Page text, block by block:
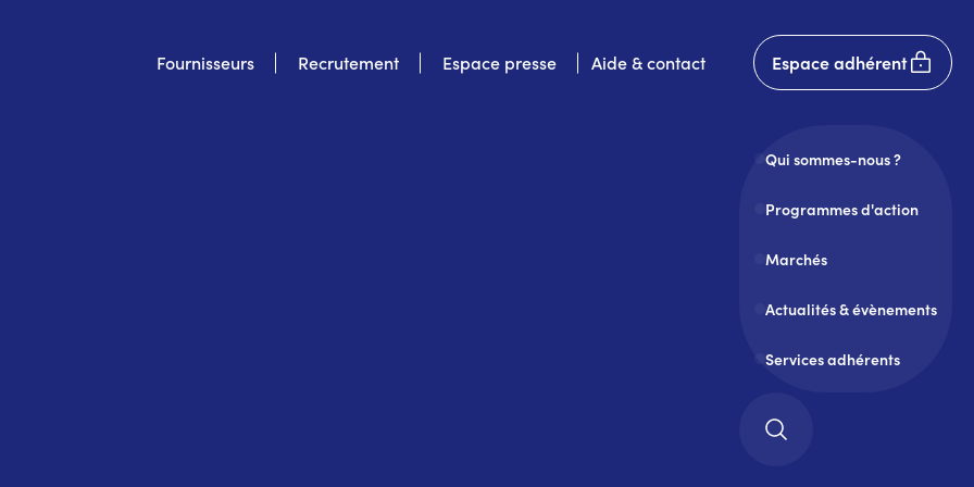
Fournisseurs Recrutement Espace presse Aide & contact
User
account
Espace adhérent
Qui sommes-nous ?
Programmes d'action
Marchés
Actualités & évènements
Services adhérents